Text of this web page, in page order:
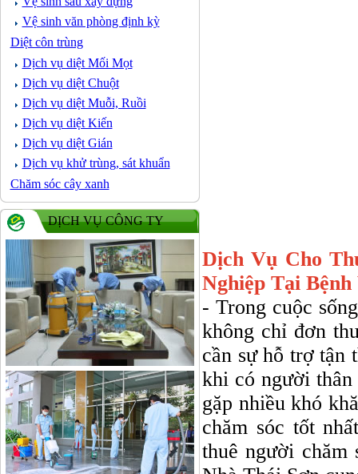
Vệ sinh văn phòng định kỳ
Diệt côn trùng
Dịch vụ diệt Mối Mọt
Dịch vụ diệt Chuột
Dịch vụ diệt Muỗi, Ruồi
Dịch vụ diệt Kiến
Dịch vụ diệt Gián
Dịch vụ khử trùng, sát khuẩn
Chăm sóc cây xanh
DỊCH VỤ CÔNG TY
Dịch Vụ Cho
Nghiệp Tại
- Trong cuộc
không chỉ đơn
cần sự hỗ trợ tận
khi có người
gặp nhiều khó
chăm sóc tốt
thuê người chăm